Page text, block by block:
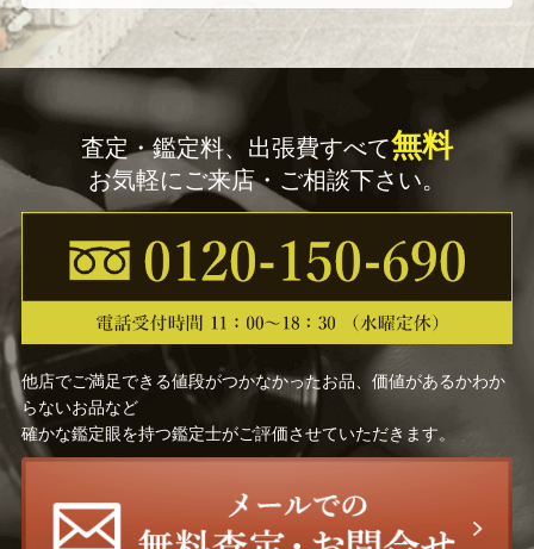
査定・鑑定料、出張費すべて無料
お気軽にご来店・ご相談下さい。
他店でご満足できる値段がつかなかったお品、価値があるかわか
らないお品など
確かな鑑定眼を持つ鑑定士がご評価させていただきます。